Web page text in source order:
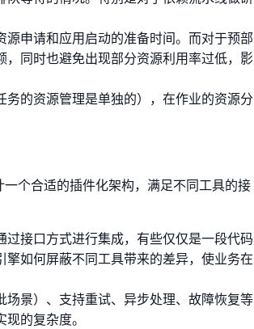
申请和应用启动的准备时间。而对于预部
同时也避免出现部分资源利用率过低，影
的资源管理是单独的），在作业的资源分
个合适的插件化架构，满足不同工具的接
接口方式进行集成，有些仅仅是一段代码
如何屏蔽不同工具带来的差异，使业务在
景）、支持重试、异步处理、故障恢复等
的复杂度。